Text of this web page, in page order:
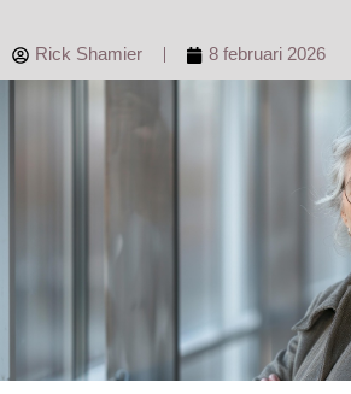
Rick Shamier 8 februari 2026